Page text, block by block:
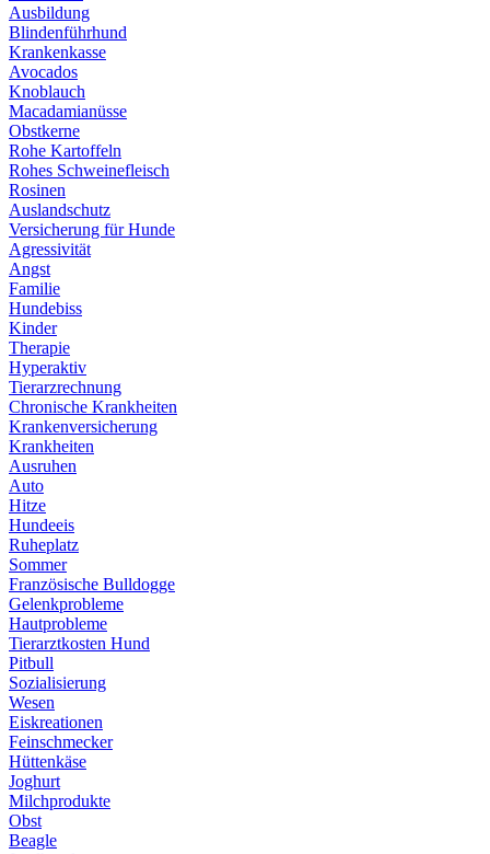
Ausbildung
Blindenführhund
Krankenkasse
Avocados
Knoblauch
Macadamianüsse
Obstkerne
Rohe Kartoffeln
Rohes Schweinefleisch
Rosinen
Auslandschutz
Versicherung für Hunde
Agressivität
Angst
Familie
Hundebiss
Kinder
Therapie
Hyperaktiv
Tierarzrechnung
Chronische Krankheiten
Krankenversicherung
Krankheiten
Ausruhen
Auto
Hitze
Hundeeis
Ruheplatz
Sommer
Französische Bulldogge
Gelenkprobleme
Hautprobleme
Tierarztkosten Hund
Pitbull
Sozialisierung
Wesen
Eiskreationen
Feinschmecker
Hüttenkäse
Joghurt
Milchprodukte
Obst
Beagle